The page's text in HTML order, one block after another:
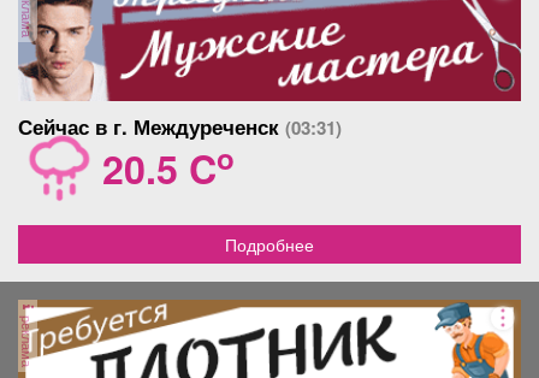
Сейчас в г. Междуреченск (03:31)
20.5 Co
Подробнее
реклама